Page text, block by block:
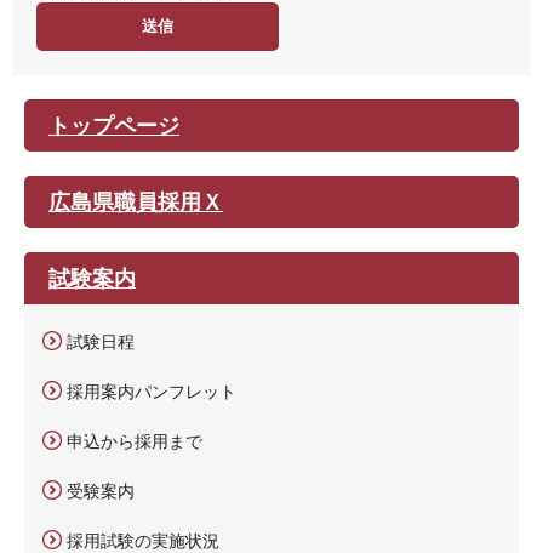
トップページ
広島県職員採用Ｘ
試験案内
試験日程
採用案内パンフレット
申込から採用まで
受験案内
採用試験の実施状況